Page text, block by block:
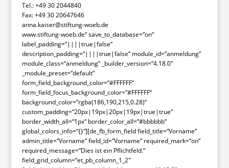
Tel.: +49 30 2044840
Fax: +49 30 20647646
anna.kaiser@stiftung-woeb.de
www.stiftung-woeb.de“ save_to_database=“on“
label_padding=“||||true|false“
description_padding=“||||true|false“ module_id=“anmeldung“
module_class=“anmeldung“ _builder_version=“4.18.0″
_module_preset=“default“
form_field_background_color=“#FFFFFF“
form_field_focus_background_color=“#FFFFFF“
background_color=“rgba(186,190,215,0.28)“
custom_padding=“20px|19px|20px|19px|true|true“
border_width_all=“1px“ border_color_all=“#bbbbbb“
global_colors_info=“{}“][de_fb_form_field field_title=“Vorname“
admin_title=“Vorname“ field_id=“Vorname“ required_mark=“on“
required_message=“Dies ist ein Pflichtfeld.“
field_grid_column=“et_pb_column_1_2″